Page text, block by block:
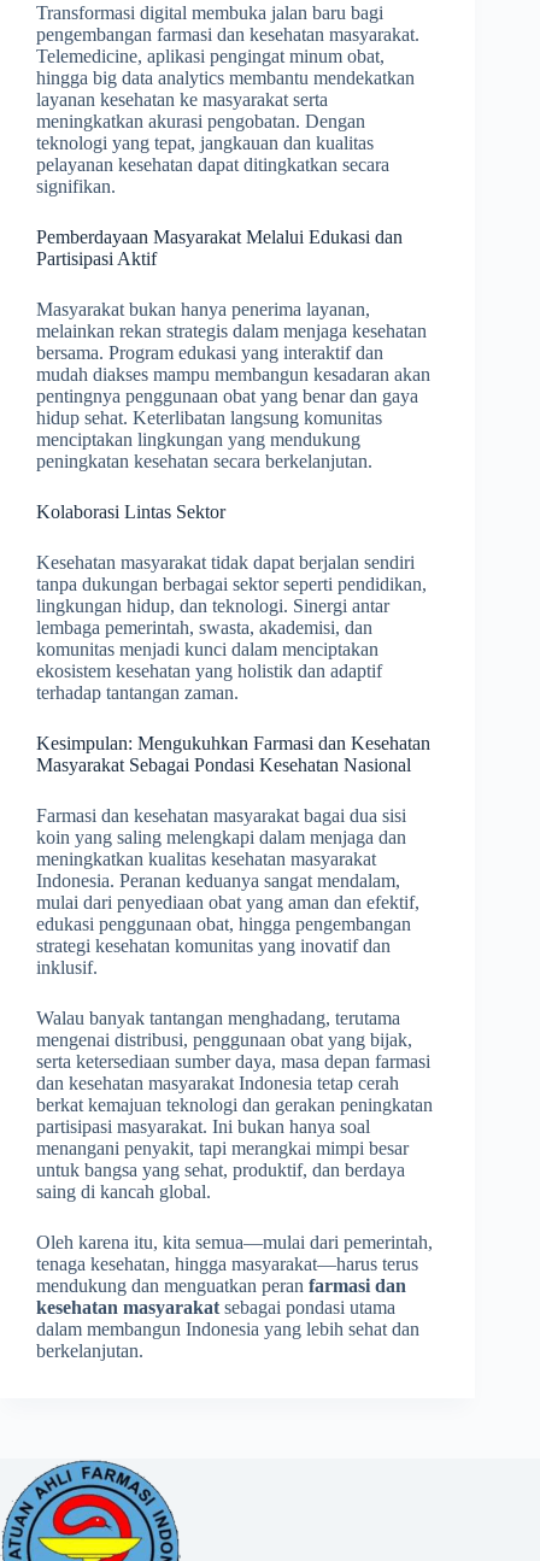
Transformasi digital membuka jalan baru bagi
pengembangan farmasi dan kesehatan masyarakat.
Telemedicine, aplikasi pengingat minum obat,
hingga big data analytics membantu mendekatkan
layanan kesehatan ke masyarakat serta
meningkatkan akurasi pengobatan. Dengan
teknologi yang tepat, jangkauan dan kualitas
pelayanan kesehatan dapat ditingkatkan secara
signifikan.
Pemberdayaan Masyarakat Melalui Edukasi dan
Partisipasi Aktif
Masyarakat bukan hanya penerima layanan,
melainkan rekan strategis dalam menjaga kesehatan
bersama. Program edukasi yang interaktif dan
mudah diakses mampu membangun kesadaran akan
pentingnya penggunaan obat yang benar dan gaya
hidup sehat. Keterlibatan langsung komunitas
menciptakan lingkungan yang mendukung
peningkatan kesehatan secara berkelanjutan.
Kolaborasi Lintas Sektor
Kesehatan masyarakat tidak dapat berjalan sendiri
tanpa dukungan berbagai sektor seperti pendidikan,
lingkungan hidup, dan teknologi. Sinergi antar
lembaga pemerintah, swasta, akademisi, dan
komunitas menjadi kunci dalam menciptakan
ekosistem kesehatan yang holistik dan adaptif
terhadap tantangan zaman.
Kesimpulan: Mengukuhkan Farmasi dan Kesehatan
Masyarakat Sebagai Pondasi Kesehatan Nasional
Farmasi dan kesehatan masyarakat bagai dua sisi
koin yang saling melengkapi dalam menjaga dan
meningkatkan kualitas kesehatan masyarakat
Indonesia. Peranan keduanya sangat mendalam,
mulai dari penyediaan obat yang aman dan efektif,
edukasi penggunaan obat, hingga pengembangan
strategi kesehatan komunitas yang inovatif dan
inklusif.
Walau banyak tantangan menghadang, terutama
mengenai distribusi, penggunaan obat yang bijak,
serta ketersediaan sumber daya, masa depan farmasi
dan kesehatan masyarakat Indonesia tetap cerah
berkat kemajuan teknologi dan gerakan peningkatan
partisipasi masyarakat. Ini bukan hanya soal
menangani penyakit, tapi merangkai mimpi besar
untuk bangsa yang sehat, produktif, dan berdaya
saing di kancah global.
Oleh karena itu, kita semua—mulai dari pemerintah,
tenaga kesehatan, hingga masyarakat—harus terus
mendukung dan menguatkan peran farmasi dan
kesehatan masyarakat sebagai pondasi utama
dalam membangun Indonesia yang lebih sehat dan
berkelanjutan.